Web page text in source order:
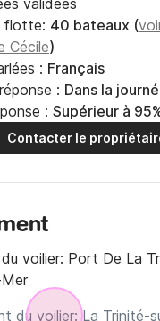
validées
flotte: 40 bateaux (
Cécile)
: Français
: Dans la
: Supérieur à
Contacter le
voilier: Port De La